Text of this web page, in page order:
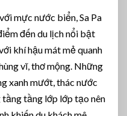
mực nước biển, Sa Pa
đến du lịch nổi bật
khí hậu mát mẻ quanh
vĩ, thơ mộng. Những
xanh mướt, thác nước
tầng tầng lớp lớp tạo nên